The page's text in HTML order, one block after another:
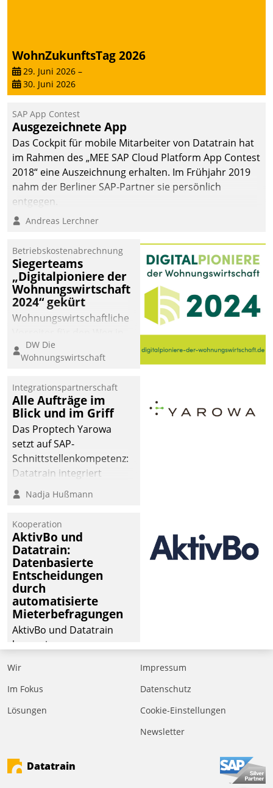
WohnZukunftsTag 2026
29. Juni 2026 –
30. Juni 2026
SAP App Contest
Ausgezeichnete App
Das Cockpit für mobile Mitarbeiter von Datatrain hat
im Rahmen des „MEE SAP Cloud Platform App Contest
2018“ eine Auszeichnung erhalten. Im Frühjahr 2019
nahm der Berliner SAP-Partner sie persönlich
entgegen.
Andreas Lerchner
Betriebskostenabrechnung
Siegerteams
„Digitalpioniere der
Wohnungswirtschaft
2024“ gekürt
Wohnungswirtschaftliche
eine digitale Zukunft zu
finden, ist das Ziel des
der
Wohnungswirtschaft“.
Bewerben können sich
dafür ein Team
bestehend aus
Wohnungsunternehmen
und PropTech.
DW Die
Wohnungswirtschaft
Integrationspartnerschaft
Alle Aufträge im
Blick und im Griff
Das Proptech Yarowa
setzt auf SAP-
Schnittstellenkompetenz:
Datatrain integriert
Yarowas Portal zur
Vergabe und Verwaltung
operativen
Instandhaltung in die
SAP-Systemlandschaft
deutscher
Wohnungsunternehmen
– und beschleunigt damit
den Weg vom
Mieteranliegen zum
Dienstleisterauftrag.
Nadja Hußmann
Kooperation
AktivBo und
Datatrain:
Datenbasierte
Entscheidungen
durch
automatisierte
Mieterbefragungen
AktivBo und Datatrain
kooperieren –
profitieren: Die nahtlose
Integration der Lösungen
Datatrain ermöglicht
Mieterbefragungen – eine
starke Grundlage für
Wir
Im Fokus
Lösungen
Impressum
Datenschutz
Cookie-Einstellungen
Newsletter
Datatrain